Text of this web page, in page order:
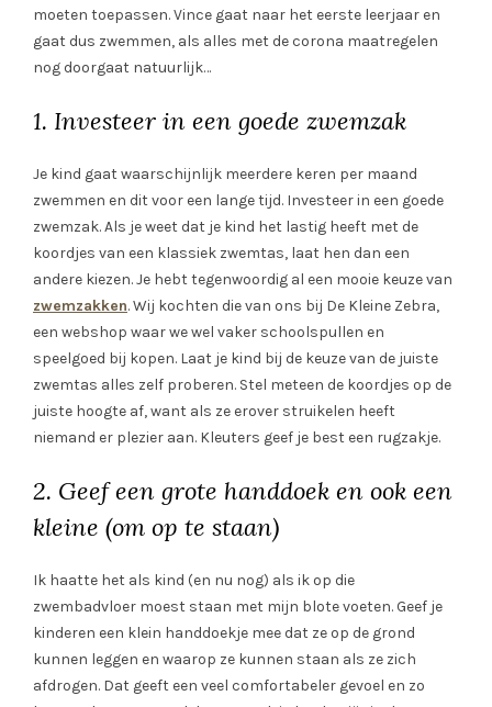
moeten toepassen. Vince gaat naar het eerste leerjaar en
gaat dus zwemmen, als alles met de corona maatregelen
nog doorgaat natuurlijk…
1. Investeer in een goede zwemzak
Je kind gaat waarschijnlijk meerdere keren per maand
zwemmen en dit voor een lange tijd. Investeer in een goede
zwemzak. Als je weet dat je kind het lastig heeft met de
koordjes van een klassiek zwemtas, laat hen dan een
andere kiezen. Je hebt tegenwoordig al een mooie keuze van
zwemzakken. Wij kochten die van ons bij De Kleine Zebra,
een webshop waar we wel vaker schoolspullen en
speelgoed bij kopen. Laat je kind bij de keuze van de juiste
zwemtas alles zelf proberen. Stel meteen de koordjes op de
juiste hoogte af, want als ze erover struikelen heeft
niemand er plezier aan. Kleuters geef je best een rugzakje.
2. Geef een grote handdoek en ook een
kleine (om op te staan)
Ik haatte het als kind (en nu nog) als ik op die
zwembadvloer moest staan met mijn blote voeten. Geef je
kinderen een klein handdoekje mee dat ze op de grond
kunnen leggen en waarop ze kunnen staan als ze zich
afdrogen. Dat geeft een veel comfortabeler gevoel en zo